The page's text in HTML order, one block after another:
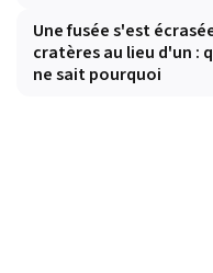
Une fusée s'est
cratères au lieu d'un :
ne sait pourquoi